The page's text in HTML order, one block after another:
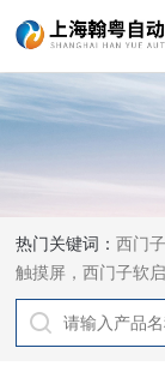
热门关键词：西门
触摸屏，西门子软
头，西门子CP通讯